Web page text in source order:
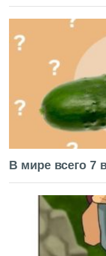
В мире всего 7